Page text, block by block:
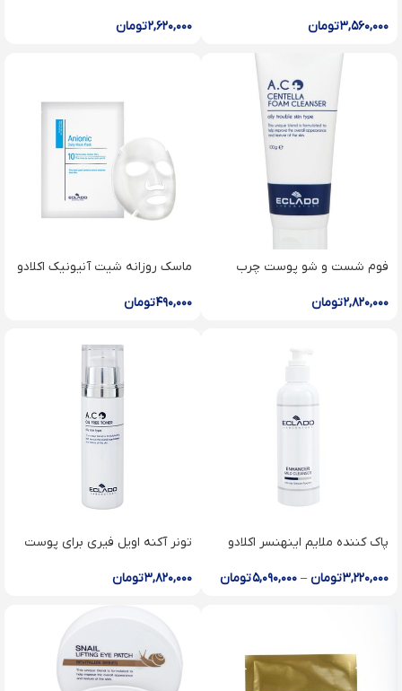
۳,۵۶۰,۰۰۰تومان
۲,۶۲۰,۰۰۰تومان
فوم شست و شو پوست چرب
cleanser
۲,۸۲۰,۰۰۰تومان
ماسک روزانه شیت آنیونیک اکلادو
۴۹۰,۰۰۰تومان
پاک کننده ملایم اینهنسر اکلادو
۳,۲۲۰,۰۰۰تومان – ۵,۰۹۰,۰۰۰تومان
تونر آکنه اویل فیری برای پوست
۳,۸۲۰,۰۰۰تومان